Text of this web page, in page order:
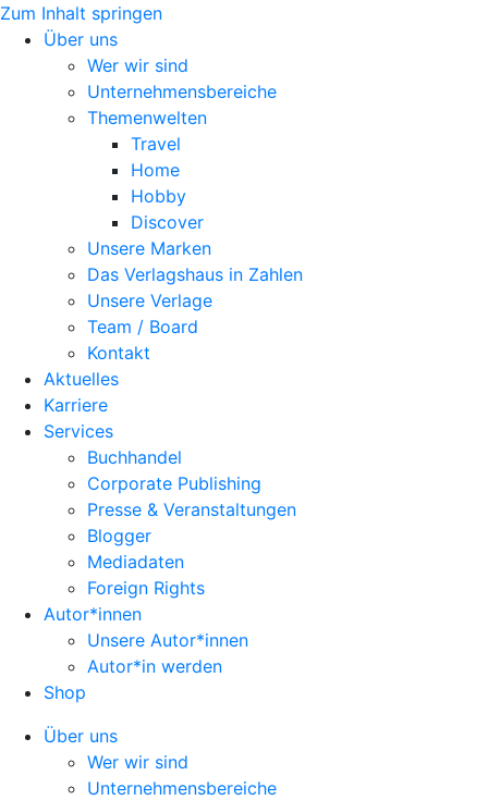
Zum Inhalt springen
Über uns
Wer wir sind
Unternehmensbereiche
Themenwelten
Travel
Home
Hobby
Discover
Unsere Marken
Das Verlagshaus in Zahlen
Unsere Verlage
Team / Board
Kontakt
Aktuelles
Karriere
Services
Buchhandel
Corporate Publishing
Presse & Veranstaltungen
Blogger
Mediadaten
Foreign Rights
Autor*innen
Unsere Autor*innen
Autor*in werden
Shop
Über uns
Wer wir sind
Unternehmensbereiche